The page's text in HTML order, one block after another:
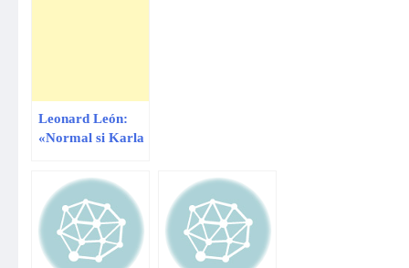
Leonard León:
«Normal si Karla
hijo con Christian
Domínguez»